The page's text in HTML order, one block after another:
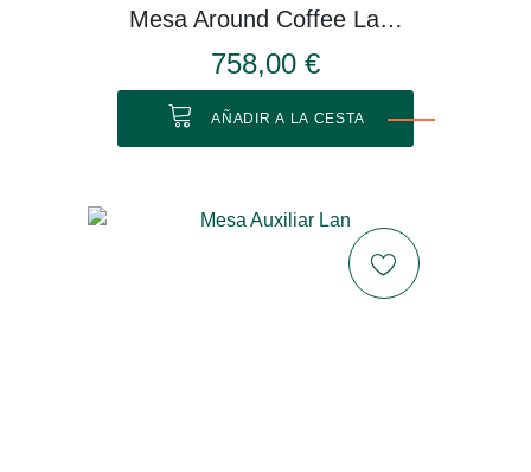
Mesa Around Coffee Large
758,00 €
AÑADIR A LA CESTA